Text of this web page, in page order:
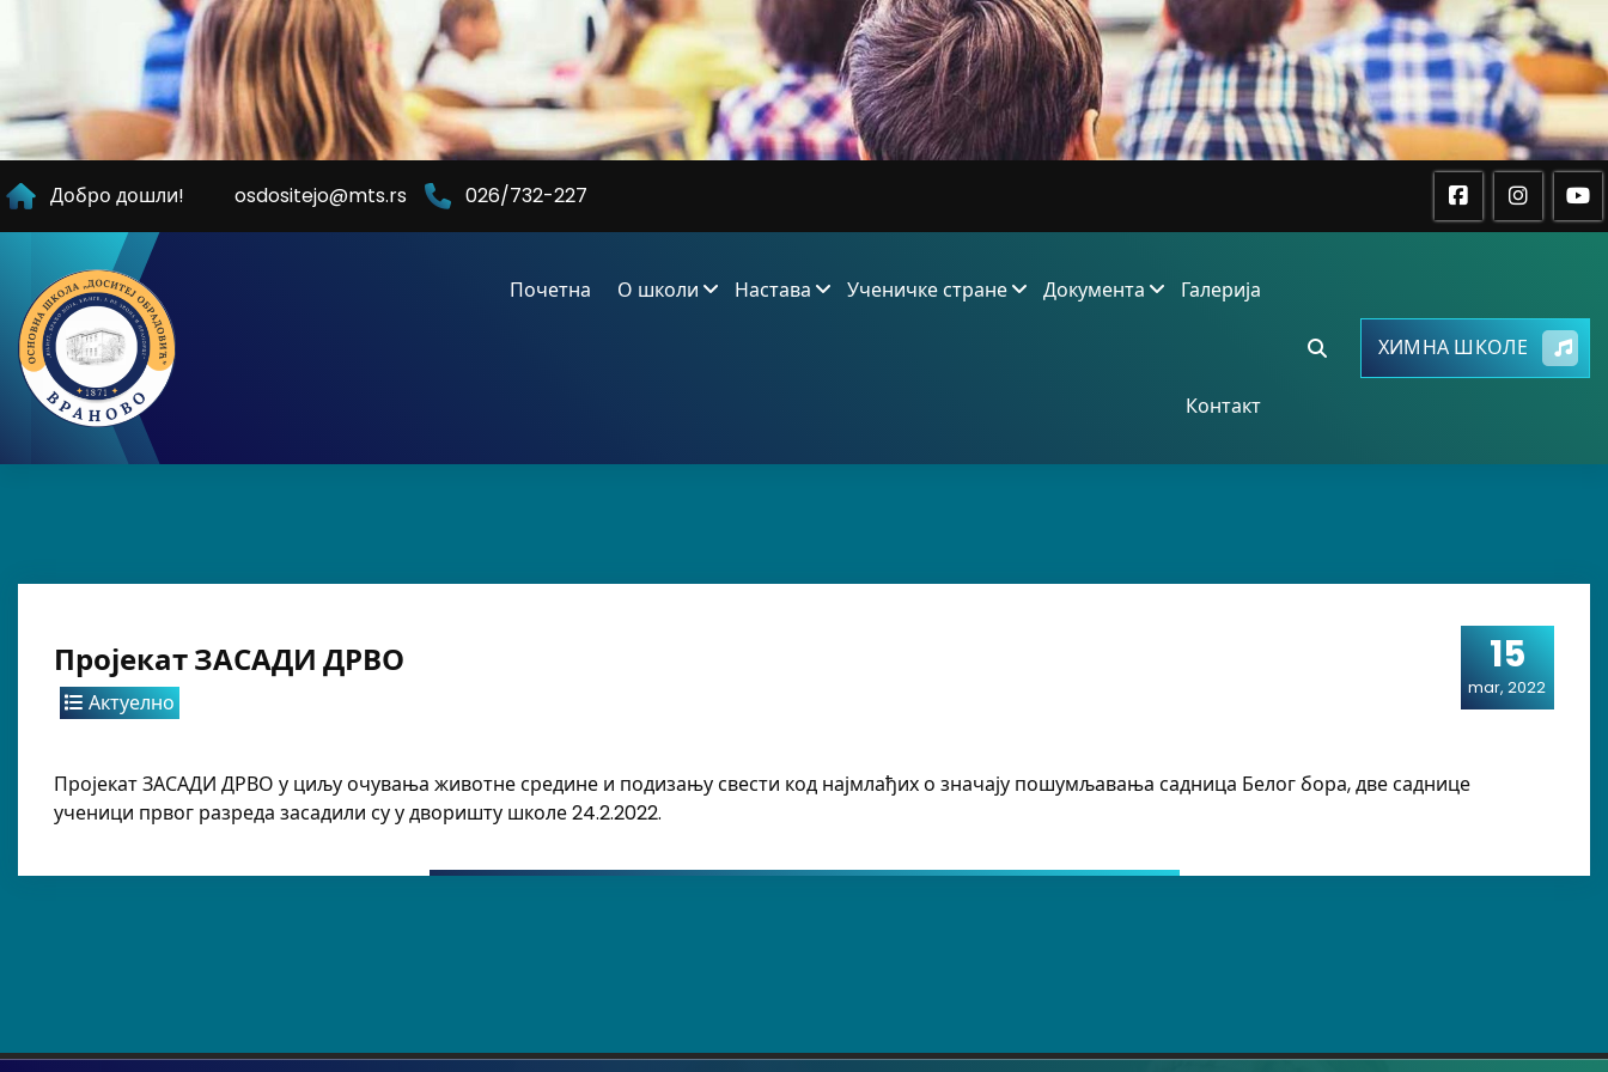
Добро дошли! osdositejo@mts.rs 026/732-227
Почетна О школи Настава Ученичке стране Документа Галерија
Контакт
ХИМНА ШКОЛЕ
15
mar, 2022
Пројекат ЗАСАДИ ДРВО
Актуелно
Пројекат ЗАСАДИ ДРВО у циљу очувања животне средине и подизању свести код најмлађих о значају пошумљавања садница Белог бора, две саднице
ученици првог разреда засадили су у дворишту школе 24.2.2022.